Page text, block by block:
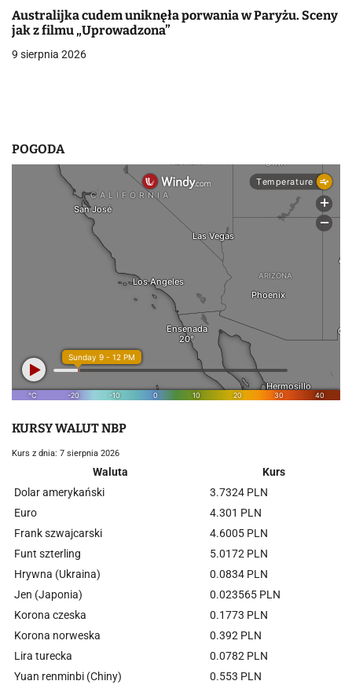
u
Australijka cudem uniknęła porwania w Paryżu. Sceny
jak z filmu „Uprowadzona”
9 sierpnia 2026
POGODA
KURSY WALUT NBP
Kurs z dnia: 7 sierpnia 2026
Waluta
Kurs
Dolar amerykański
3.7324 PLN
Euro
4.301 PLN
Frank szwajcarski
4.6005 PLN
Funt szterling
5.0172 PLN
Hrywna (Ukraina)
0.0834 PLN
Jen (Japonia)
0.023565 PLN
Korona czeska
0.1773 PLN
Korona norweska
0.392 PLN
Lira turecka
0.0782 PLN
Yuan renminbi (Chiny)
0.553 PLN